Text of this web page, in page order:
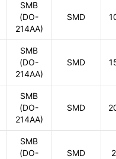
SMB
(DO-
214AA)
SMD
SMB
(DO-
214AA)
SMD
SMB
(DO-
214AA)
SMD
SMB
(DO-
SMD